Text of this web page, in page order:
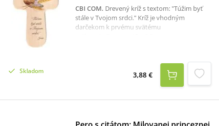
CBI COM. Drevený kríž s textom: "Túžim byť
stále v Tvojom srdci." Kríž je vhodným
darčekom k prvému svätému
Skladom 3,88 €